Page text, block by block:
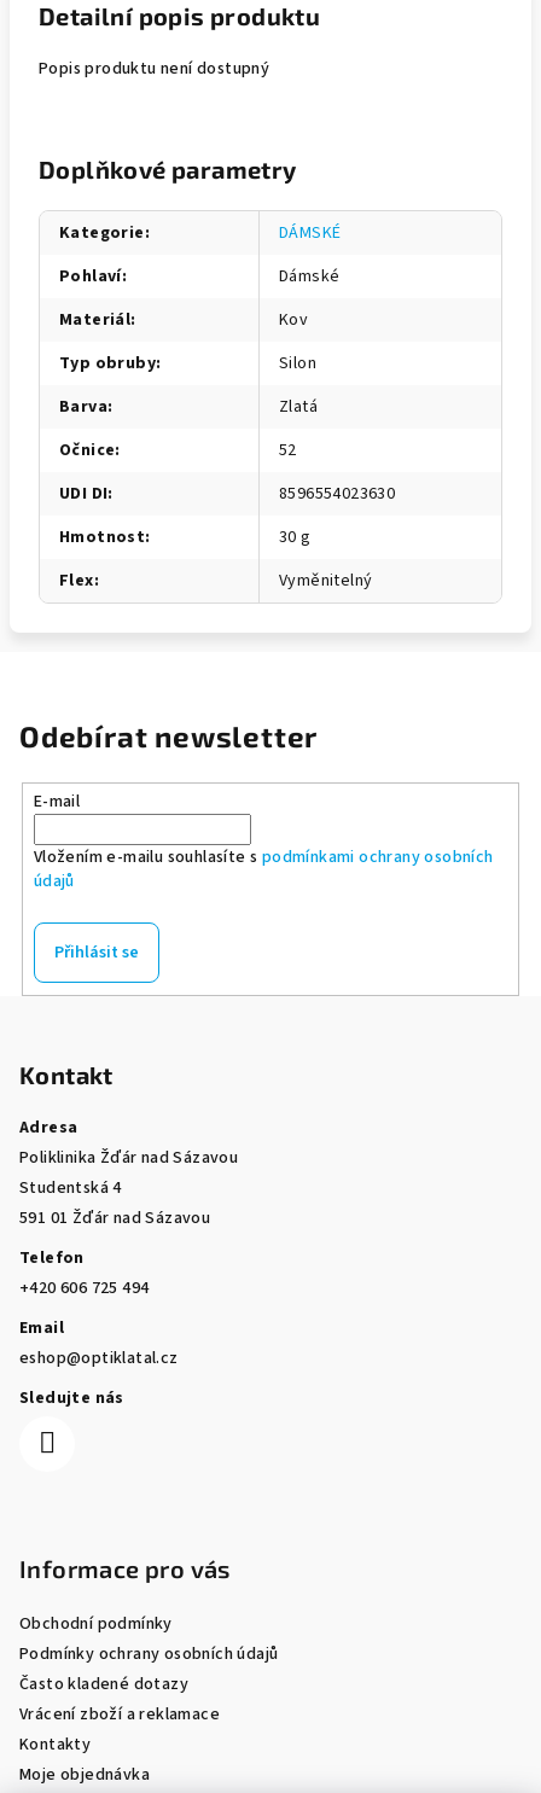
Detailní popis produktu
Popis produktu není dostupný
Doplňkové parametry
Kategorie:
DÁMSKÉ
Pohlaví:
Dámské
Materiál:
Kov
Typ obruby:
Silon
Barva:
Zlatá
Očnice:
52
UDI DI:
8596554023630
Hmotnost:
30 g
Flex: Vyměnitelný
Odebírat newsletter
E-mail
Vložením e-mailu souhlasíte s podmínkami ochrany osobních
údajů
Přihlásit se
Kontakt
Adresa
Poliklinika Žďár nad Sázavou
Studentská 4
591 01 Žďár nad Sázavou
Telefon
+420 606 725 494
Email
eshop@optiklatal.cz
Sledujte nás
Informace pro vás
Obchodní podmínky
Podmínky ochrany osobních údajů
Často kladené dotazy
Vrácení zboží a reklamace
Kontakty
Moje objednávka